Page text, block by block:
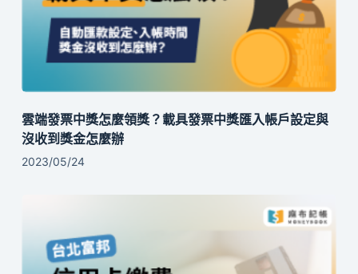
雲端發票中獎怎麼領獎？載具發票中獎匯入帳戶設定與
沒收到獎金怎麼辦
2023/05/24